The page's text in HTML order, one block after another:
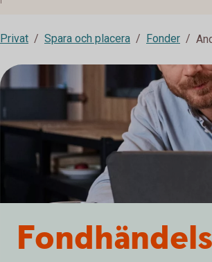
Privat Spara och placera Fonder